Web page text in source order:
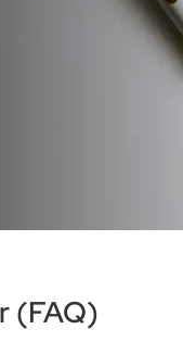
(FAQ)